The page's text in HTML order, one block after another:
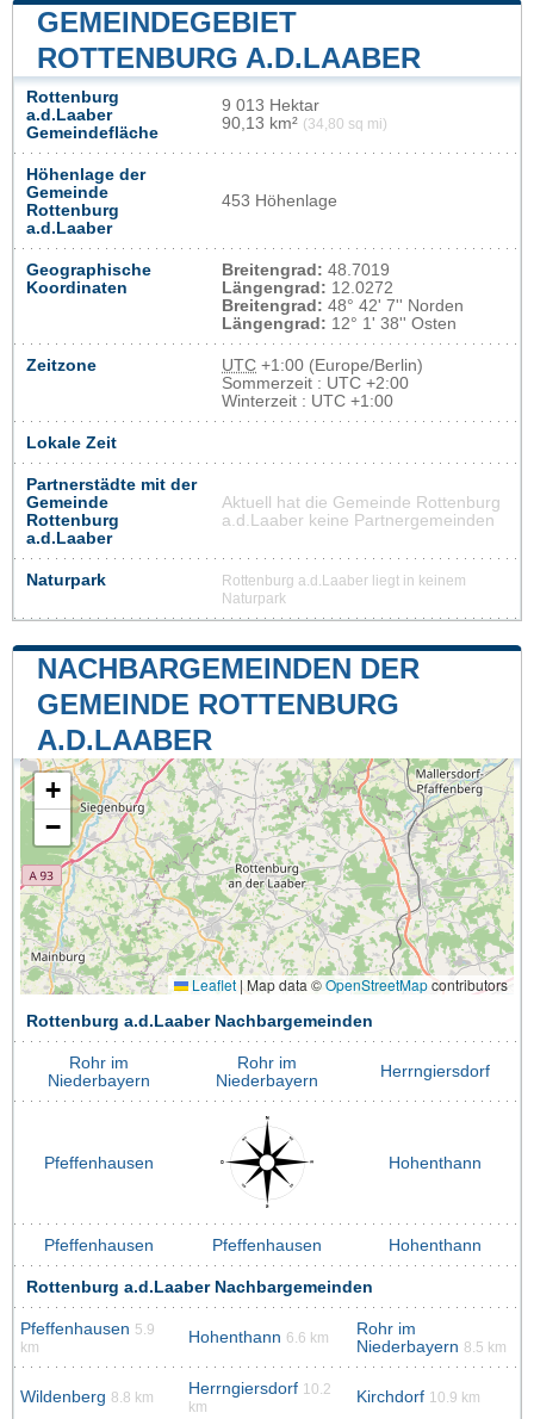
GEMEINDEGEBIET
ROTTENBURG A.D.LAABER
Rottenburg
a.d.Laaber
Gemeindefläche
9 013 Hektar
90,13 km² (34,80 sq mi)
Höhenlage der
Gemeinde
Rottenburg
a.d.Laaber
453 Höhenlage
Geographische
Koordinaten
Breitengrad: 48.7019
Längengrad: 12.0272
Breitengrad: 48° 42' 7'' Norden
Längengrad: 12° 1' 38'' Osten
Zeitzone UTC +1:00 (Europe/Berlin)
Sommerzeit : UTC +2:00
Winterzeit : UTC +1:00
Lokale Zeit
Partnerstädte mit der
Gemeinde
Rottenburg
a.d.Laaber
Aktuell hat die Gemeinde Rottenburg
a.d.Laaber keine Partnergemeinden
Naturpark
Rottenburg a.d.Laaber liegt in keinem
Naturpark
NACHBARGEMEINDEN DER
GEMEINDE ROTTENBURG
A.D.LAABER
+
−
Leaflet | Map data ©OpenStreetMapcontributors
Rottenburg a.d.Laaber Nachbargemeinden
Rohr im
Niederbayern
Rohr im
Niederbayern
Herrngiersdorf
Pfeffenhausen Hohenthann
Pfeffenhausen Pfeffenhausen Hohenthann
Rottenburg a.d.Laaber Nachbargemeinden
Pfeffenhausen 5.9
km
Hohenthann 6.6 km
Rohr im
Niederbayern 8.5 km
Wildenberg 8.8 km Herrngiersdorf 10.2
km
Kirchdorf 10.9 km